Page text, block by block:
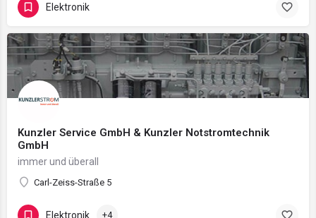
Elektronik
Kunzler Service GmbH & Kunzler Notstromtechnik
GmbH
immer und überall
Carl-Zeiss-Straße 5
Elektronik +4